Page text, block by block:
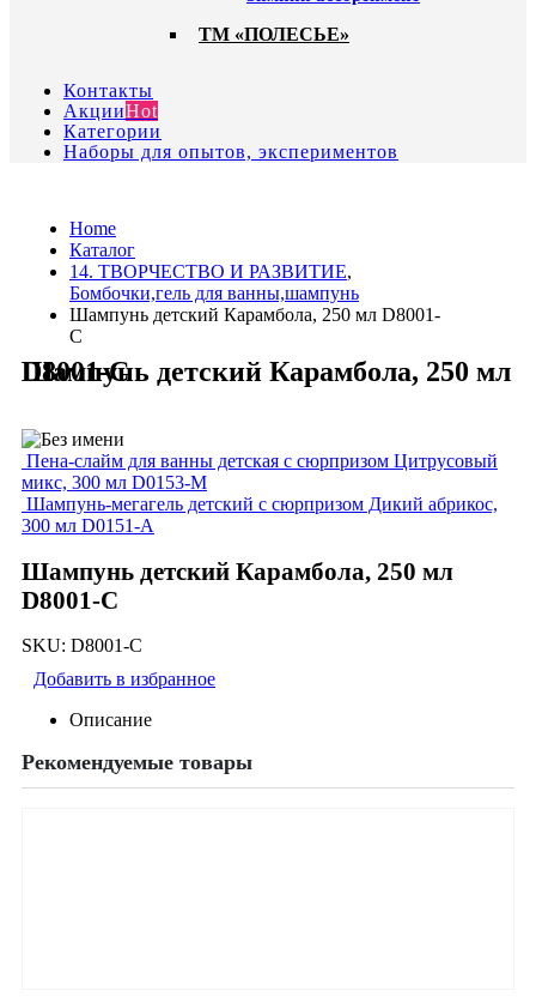
ТМ «ПОЛЕСЬЕ»
Контакты
АкцииHot
Категории
Наборы для опытов, экспериментов
Home
Каталог
14. ТВОРЧЕСТВО И РАЗВИТИЕ,
Бомбочки,гель для ванны,шампунь
Шампунь детский Карамбола, 250 мл D8001-
C
Шампунь детский Карамбола, 250 мл D8001-C
Пена-слайм для ванны детская с сюрпризом Цитрусовый
микс, 300 мл D0153-M
Шампунь-мегагель детский с сюрпризом Дикий абрикос,
300 мл D0151-A
Шампунь детский Карамбола, 250 мл
D8001-C
SKU: D8001-C
Добавить в избранное
Описание
Рекомендуемые товары